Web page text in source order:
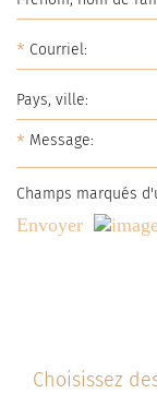
*
*
Champs marqués
Envoyer
Choisissez